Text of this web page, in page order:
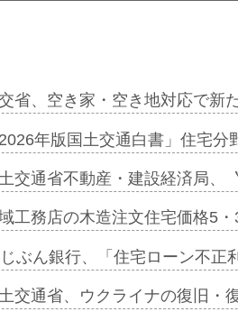
起用…
ミーレキ…
も城南エ…
合型の賃…
ンカフェ…
協業=お互…
省、空き家・空き地対応で新
年版国土交通白書」住宅
交通省不動産・建設経済局、
工務店の木造注文住宅価格5
ぶん銀行、「住宅ローン不
交通省、ウクライナの復旧・